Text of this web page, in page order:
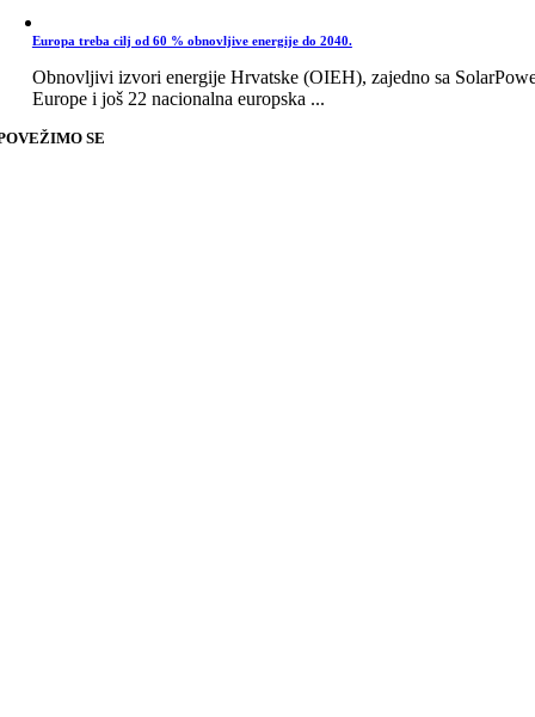
Europa treba cilj od 60 % obnovljive energije do 2040.
Obnovljivi izvori energije Hrvatske (OIEH), zajedno sa
Europe i još 22 nacionalna europska ...
SE